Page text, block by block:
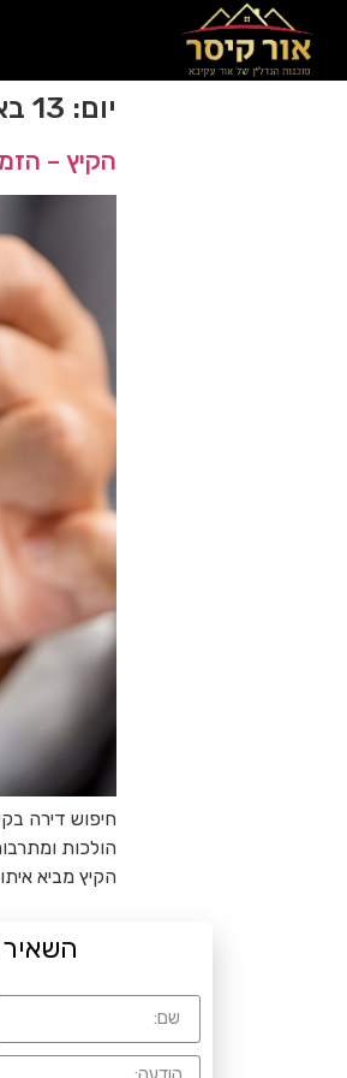
יום: 13 באוגוסט 2024
הקיץ –
חיפוש דירה
הולכות
הקיץ מביא